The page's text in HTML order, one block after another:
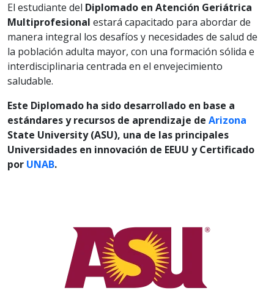
El estudiante del Diplomado en Atención Geriátrica
Multiprofesional estará capacitado para abordar de
manera integral los desafíos y necesidades de salud de
la población adulta mayor, con una formación sólida e
interdisciplinaria centrada en el envejecimiento
saludable.
Este Diplomado ha sido desarrollado en base a
estándares y recursos de aprendizaje de Arizona
State University(ASU), una de las principales
Universidades en innovación de EEUU y Certificado
por UNAB.